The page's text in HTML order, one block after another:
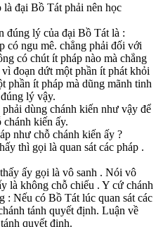
đại Bồ Tát phải nên học
lý của đại Bồ Tát là :
ngu mê. chẳng phải đối với
có chút ít pháp nào mà chẳng
đoạn dứt một phần ít phát khỏi
phần ít pháp mà dũng mãnh tinh
lý vậy.
dùng chánh kiến như vậy để
chánh kiến ấy.
như chỗ chánh kiến ấy ?
thì gọi là quan sát các pháp .
ấy gọi là vô sanh . Nói vô
là không chỗ chiếu . Y cứ chánh
: Nếu có Bồ Tát lúc quan sát các
tánh quyết định. Luận về
quyết định.